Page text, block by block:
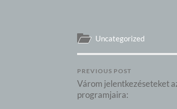
Uncategorized
PREVIOUS POST
Várom jelentkezéseteket
programjaira: